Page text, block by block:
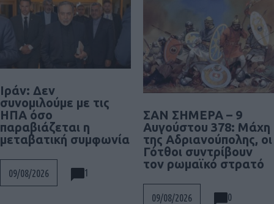
Ιράν: Δεν
συνομιλούμε με τις
ΗΠΑ όσο
παραβιάζεται η
μεταβατική συμφωνία
09/08/2026 1
ΣΑΝ ΣΗΜΕΡΑ – 9
Αυγούστου 378: Μάχη
της Αδριανούπολης, οι
Γότθοι συντρίβουν
τον ρωμαϊκό στρατό
09/08/2026 0